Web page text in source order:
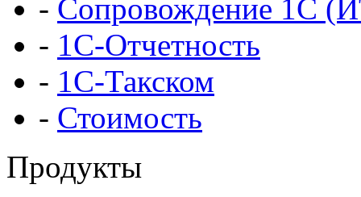
- Сопровождение 1С
- 1С-Отчетность
- 1С-Такском
- Стоимость
Продукты